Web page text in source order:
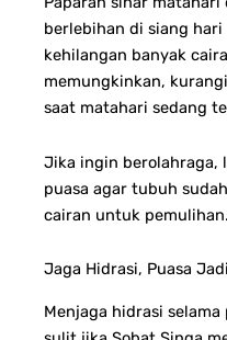
berlebihan di siang
kehilangan banyak
memungkinkan,
saat matahari sedang
Jika ingin berolahraga,
puasa agar tubuh
cairan untuk pemulihan.
Jaga Hidrasi, Puasa
Menjaga hidrasi